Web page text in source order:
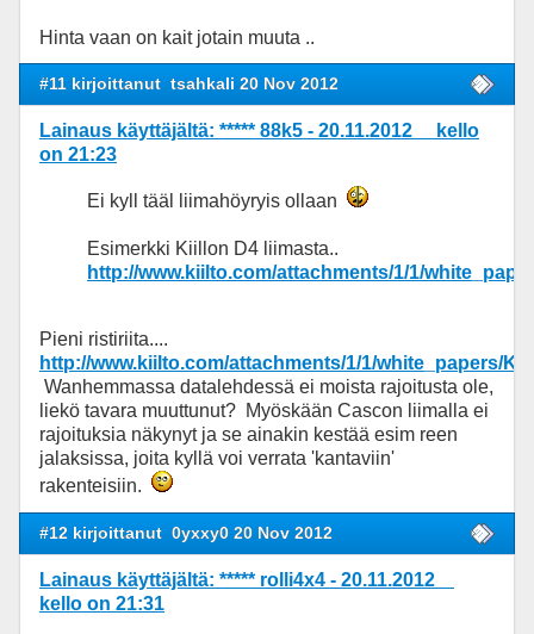
Hinta vaan on kait jotain muuta ..
#11 kirjoittanut tsahkali 20 Nov 2012
Lainaus käyttäjältä: ***** 88k5 - 20.11.2012 kello
on 21:23
Ei kyll tääl liimahöyryis ollaan
Esimerkki Kiillon D4 liimasta..
http://www.kiilto.com/attachments/1/1/
Pieni ristiriita....
http://www.kiilto.com/attachments/1/1/white_papers/
Wanhemmassa datalehdessä ei moista rajoitusta ole,
liekö tavara muuttunut? Myöskään Cascon liimalla ei
rajoituksia näkynyt ja se ainakin kestää esim reen
jalaksissa, joita kyllä voi verrata 'kantaviin'
rakenteisiin.
#12 kirjoittanut 0yxxy0 20 Nov 2012
Lainaus käyttäjältä: ***** rolli4x4 - 20.11.2012
kello on 21:31